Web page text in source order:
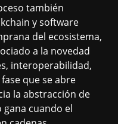
también
y software
del ecosistema,
a la novedad
interoperabilidad,
que se abre
la abstracción de
cuando el